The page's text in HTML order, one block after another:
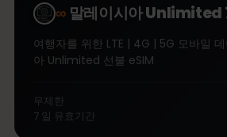
∞ 말레이시아 Unlimited
여행자를 위한 LTE | 4G | 5G 모바일
아 Unlimited 선불 eSIM
무제한
7 일 유효기간